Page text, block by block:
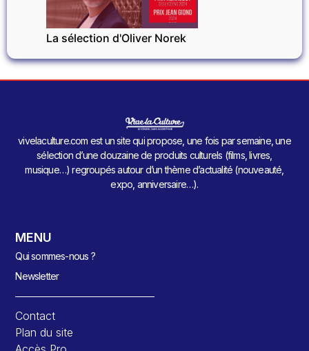
La sélection d'Oliver Norek
vivelaculture.com est un site qui propose, une fois par semaine, une
sélection d’une douzaine de produits culturels (films, livres,
musique…) regroupés autour d’un thème d’actualité (nouveauté,
expo, anniversaire…).
MENU
Qui sommes-nous ?
Newsletter
Contact
Plan du site